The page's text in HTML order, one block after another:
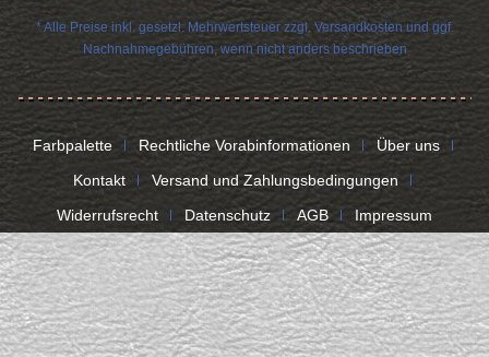
* Alle Preise inkl. gesetzl. Mehrwertsteuer zzgl. Versandkosten und ggf.
Nachnahmegebühren, wenn nicht anders beschrieben
Farbpalette Rechtliche Vorabinformationen
Über uns
Kontakt
Versand und Zahlungsbedingungen
Widerrufsrecht
Datenschutz AGB Impressum